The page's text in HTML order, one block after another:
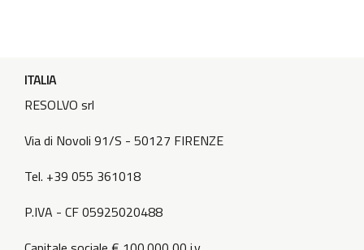
ITALIA
RESOLVO srl
Via di Novoli 91/S - 50127 FIRENZE
Tel. +39 055 361018
P.IVA - CF 05925020488